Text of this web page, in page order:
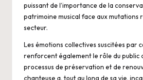
puissant de l’importance de la
patrimoine musical face aux mutations
secteur.
Les émotions collectives suscitées par
renforcent également le rôle du public
processus de préservation et de
chanteuse a, tout au long de sa vie,